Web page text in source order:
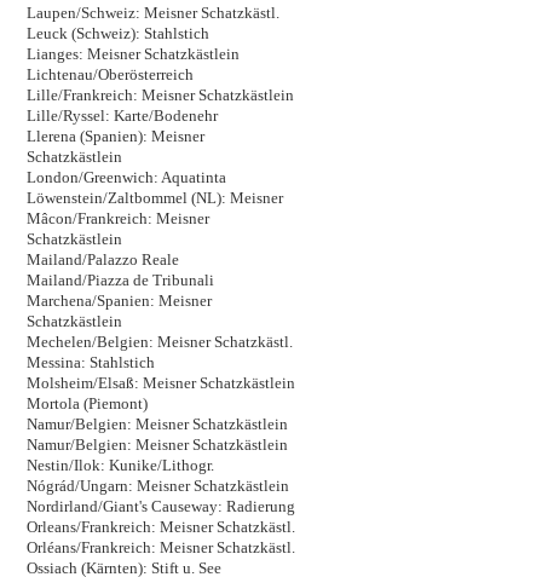
Laupen/Schweiz: Meisner Schatzkästl.
Leuck (Schweiz): Stahlstich
Lianges: Meisner Schatzkästlein
Lichtenau/Oberösterreich
Lille/Frankreich: Meisner Schatzkästlein
Lille/Ryssel: Karte/Bodenehr
Llerena (Spanien): Meisner
Schatzkästlein
London/Greenwich: Aquatinta
Löwenstein/Zaltbommel (NL): Meisner
Mâcon/Frankreich: Meisner
Schatzkästlein
Mailand/Palazzo Reale
Mailand/Piazza de Tribunali
Marchena/Spanien: Meisner
Schatzkästlein
Mechelen/Belgien: Meisner Schatzkästl.
Messina: Stahlstich
Molsheim/Elsaß: Meisner Schatzkästlein
Mortola (Piemont)
Namur/Belgien: Meisner Schatzkästlein
Namur/Belgien: Meisner Schatzkästlein
Nestin/Ilok: Kunike/Lithogr.
Nógrád/Ungarn: Meisner Schatzkästlein
Nordirland/Giant's Causeway: Radierung
Orleans/Frankreich: Meisner Schatzkästl.
Orléans/Frankreich: Meisner Schatzkästl.
Ossiach (Kärnten): Stift u. See